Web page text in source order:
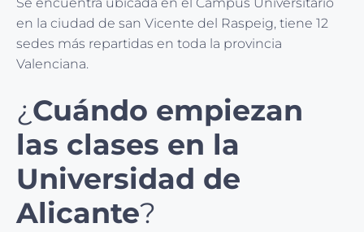
en la ciudad de san Vicente del Raspeig, tiene 12
sedes más repartidas en toda la provincia
Valenciana.
¿ Cuándo empiezan
las clases en la
Universidad de
Alicante?